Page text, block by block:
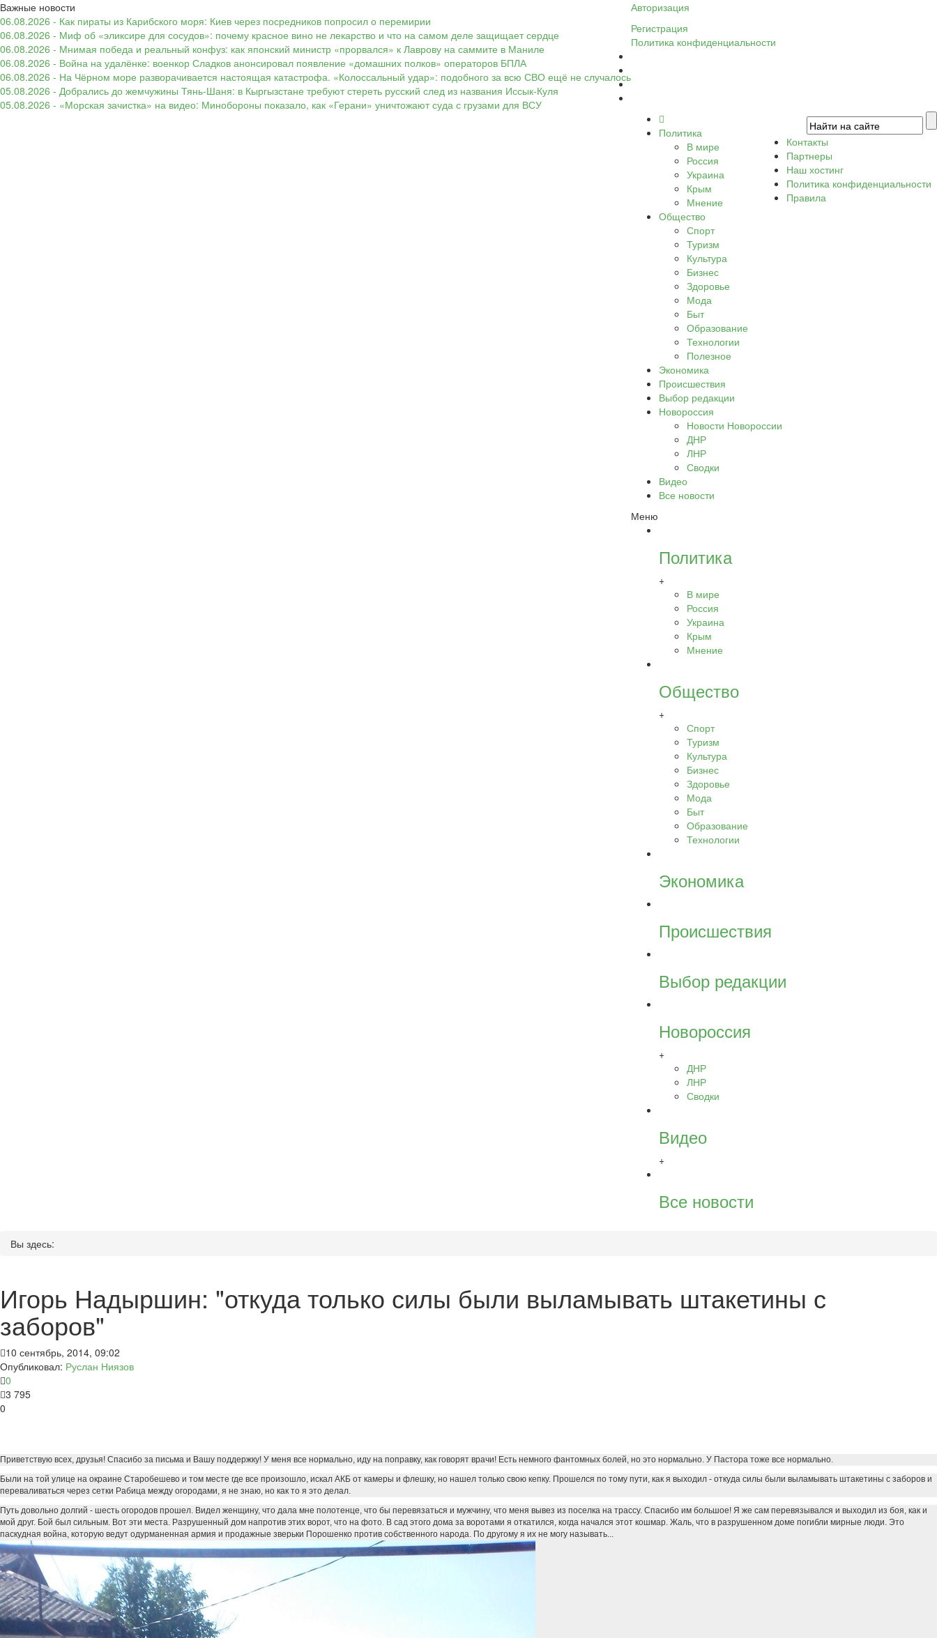
Важные новости
06.08.2026 - Как пираты из Карибского моря: Киев через посредников попросил о перемирии
06.08.2026 - Миф об «эликсире для сосудов»: почему красное вино не лекарство и что на самом деле защищает сердце
06.08.2026 - Мнимая победа и реальный конфуз: как японский министр «прорвался» к Лаврову на саммите в Маниле
06.08.2026 - Война на удалёнке: военкор Сладков анонсировал появление «домашних полков» операторов БПЛА
06.08.2026 - На Чёрном море разворачивается настоящая катастрофа. «Колоссальный удар»: подобного за всю СВО ещё не случалось
05.08.2026 - Добрались до жемчужины Тянь-Шаня: в Кыргызстане требуют стереть русский след из названия Иссык-Куля
05.08.2026 - «Морская зачистка» на видео: Минобороны показало, как «Герани» уничтожают суда с грузами для ВСУ
Авторизация
Регистрация
Политика конфиденциальности
Политика
В мире
Россия
Украина
Крым
Мнение
Общество
Спорт
Туризм
Культура
Бизнес
Здоровье
Мода
Быт
Образование
Технологии
Полезное
Экономика
Происшествия
Выбор редакции
Новороссия
Новости Новороссии
ДНР
ЛНР
Сводки
Видео
Все новости
Меню
Политика
+
В мире
Россия
Украина
Крым
Мнение
Общество
+
Спорт
Туризм
Культура
Бизнес
Здоровье
Мода
Быт
Образование
Технологии
Экономика
Происшествия
Выбор редакции
Новороссия
+
ДНР
ЛНР
Сводки
Видео
+
Все новости
Контакты
Партнеры
Наш хостинг
Политика конфиденциальности
Правила
Вы здесь:
Игорь Надыршин: "откуда только силы были выламывать штакетины с
заборов"
10 сентябрь, 2014, 09:02
Опубликовал: Руслан Ниязов
0
3 795
0
Приветствую всех, друзья! Спасибо за письма и Вашу поддержку! У меня все нормально, иду на поправку, как говорят врачи! Есть немного фантомных болей, но это нормально. У Пастора тоже все нормально.
Были на той улице на окраине Старобешево и том месте где все произошло, искал АКБ от камеры и флешку, но нашел только свою кепку. Прошелся по тому пути, как я выходил - откуда силы были выламывать штакетины с заборов и
переваливаться через сетки Рабица между огородами, я не знаю, но как то я это делал.
Путь довольно долгий - шесть огородов прошел. Видел женщину, что дала мне полотенце, что бы перевязаться и мужчину, что меня вывез из поселка на трассу. Спасибо им большое! Я же сам перевязывался и выходил из боя, как и
мой друг. Бой был сильным. Вот эти места. Разрушенный дом напротив этих ворот, что на фото. В сад этого дома за воротами я откатился, когда начался этот кошмар. Жаль, что в разрушенном доме погибли мирные люди. Это
паскудная война, которую ведут одурманенная армия и продажные зверьки Порошенко против собственного народа. По другому я их не могу называть...